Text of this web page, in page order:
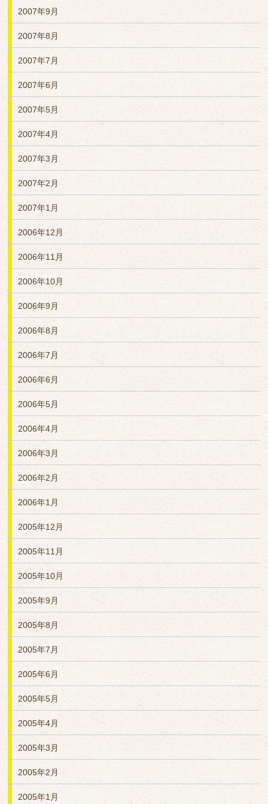
2007年9月
2007年8月
2007年7月
2007年6月
2007年5月
2007年4月
2007年3月
2007年2月
2007年1月
2006年12月
2006年11月
2006年10月
2006年9月
2006年8月
2006年7月
2006年6月
2006年5月
2006年4月
2006年3月
2006年2月
2006年1月
2005年12月
2005年11月
2005年10月
2005年9月
2005年8月
2005年7月
2005年6月
2005年5月
2005年4月
2005年3月
2005年2月
2005年1月